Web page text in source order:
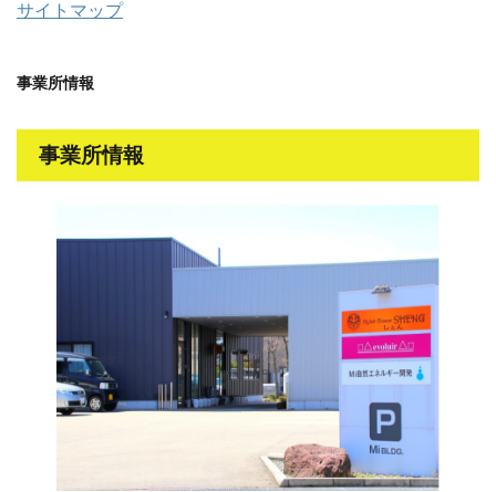
サイトマップ
事業所情報
事業所情報